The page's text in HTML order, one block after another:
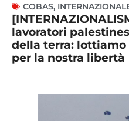
COBAS,
lavoratori
della terra: lottiamo
per la nostra libertà